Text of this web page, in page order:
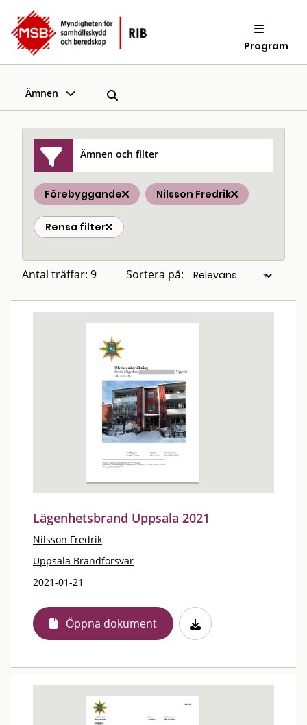
Program
Ämnen
Ämnen och filter
Förebyggande Nilsson Fredrik
Rensa filter
Antal träffar: 9 Sortera på:
Lägenhetsbrand Uppsala 2021
Nilsson Fredrik
Uppsala Brandförsvar
2021-01-21
Öppna dokument